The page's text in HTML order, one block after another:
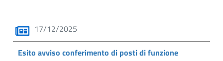
17/12/2025
Esito avviso conferimento di posti di funzione